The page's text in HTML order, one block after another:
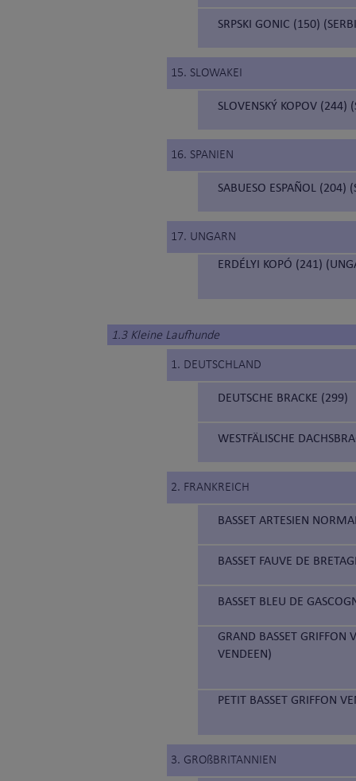
SRPSKI GONIC (150)
15. SLOWAKEI
SLOVENSKÝ KOPOV (244)
16. SPANIEN
SABUESO ESPAÑOL (204)
17. UNGARN
ERDÉLYI KOPÓ (241)
1.3 Kleine Laufhunde
1. DEUTSCHLAND
DEUTSCHE BRACKE (299)
WESTFÄLISCHE
2. FRANKREICH
BASSET ARTESIEN
BASSET FAUVE DE
BASSET BLEU DE
GRAND BASSET GRIFFON
VENDEEN)
PETIT BASSET GRIFFON
3. GROßBRITANNIEN